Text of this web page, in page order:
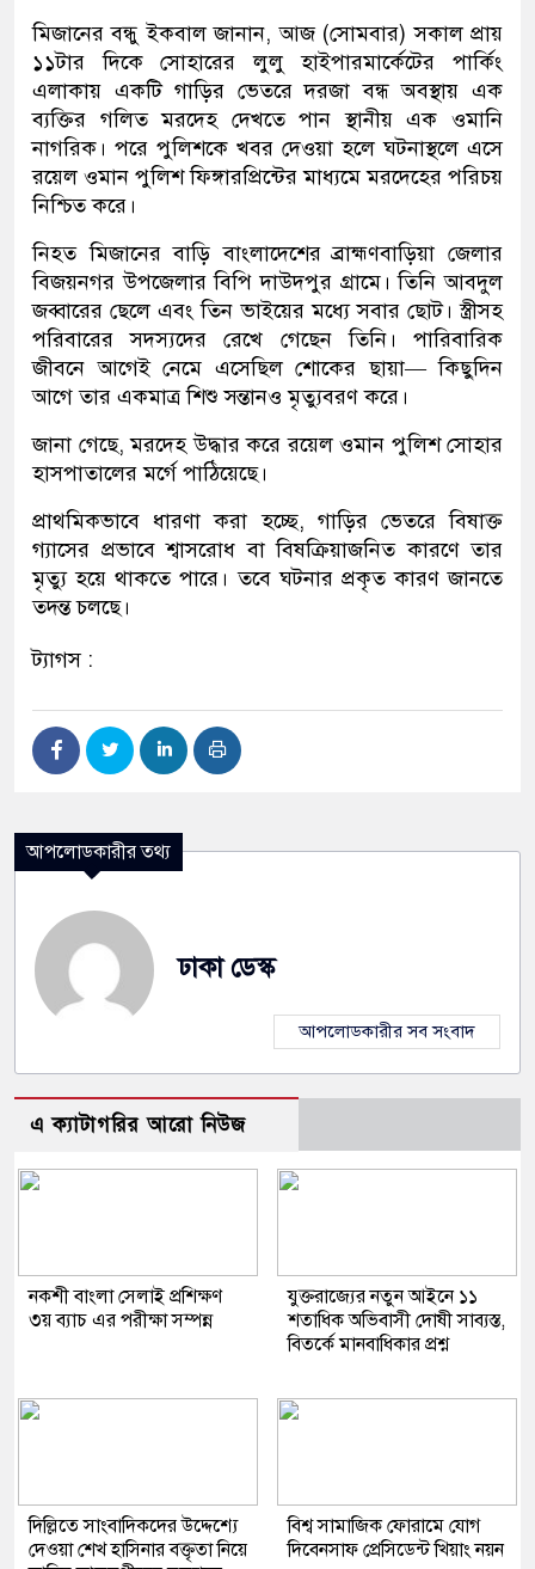
মিজানের বন্ধু ইকবাল জানান, আজ (সোমবার) সকাল প্রায়
১১টার দিকে সোহারের লুলু হাইপারমার্কেটের পার্কিং
এলাকায় একটি গাড়ির ভেতরে দরজা বন্ধ অবস্থায় এক
ব্যক্তির গলিত মরদেহ দেখতে পান স্থানীয় এক ওমানি
নাগরিক। পরে পুলিশকে খবর দেওয়া হলে ঘটনাস্থলে এসে
রয়েল ওমান পুলিশ ফিঙ্গারপ্রিন্টের মাধ্যমে মরদেহের পরিচয়
নিশ্চিত করে।
নিহত মিজানের বাড়ি বাংলাদেশের ব্রাহ্মণবাড়িয়া জেলার
বিজয়নগর উপজেলার বিপি দাউদপুর গ্রামে। তিনি আবদুল
জব্বারের ছেলে এবং তিন ভাইয়ের মধ্যে সবার ছোট। স্ত্রীসহ
পরিবারের সদস্যদের রেখে গেছেন তিনি। পারিবারিক
জীবনে আগেই নেমে এসেছিল শোকের ছায়া— কিছুদিন
আগে তার একমাত্র শিশু সন্তানও মৃত্যুবরণ করে।
জানা গেছে, মরদেহ উদ্ধার করে রয়েল ওমান পুলিশ সোহার
হাসপাতালের মর্গে পাঠিয়েছে।
প্রাথমিকভাবে ধারণা করা হচ্ছে, গাড়ির ভেতরে বিষাক্ত
গ্যাসের প্রভাবে শ্বাসরোধ বা বিষক্রিয়াজনিত কারণে তার
মৃত্যু হয়ে থাকতে পারে। তবে ঘটনার প্রকৃত কারণ জানতে
তদন্ত চলছে।
ট্যাগস :
আপলোডকারীর তথ্য
ঢাকা ডেস্ক
আপলোডকারীর সব সংবাদ
এ ক্যাটাগরির আরো নিউজ
নকশী বাংলা সেলাই প্রশিক্ষণ
৩য় ব্যাচ এর পরীক্ষা সম্পন্ন
যুক্তরাজ্যের নতুন আইনে ১১
শতাধিক অভিবাসী দোষী সাব্যস্ত,
বিতর্কে মানবাধিকার প্রশ্ন
দিল্লিতে সাংবাদিকদের উদ্দেশ্যে
দেওয়া শেখ হাসিনার বক্তৃতা নিয়ে
বিশ্ব সামাজিক ফোরামে যোগ
দিবেনসাফ প্রেসিডেন্ট খিয়াং নয়ন